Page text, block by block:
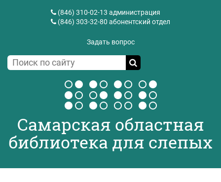
(846) 310-02-13 администрация
(846) 303-32-80 абонентский отдел
Задать вопрос
Самарская областная
библиотека для слепых